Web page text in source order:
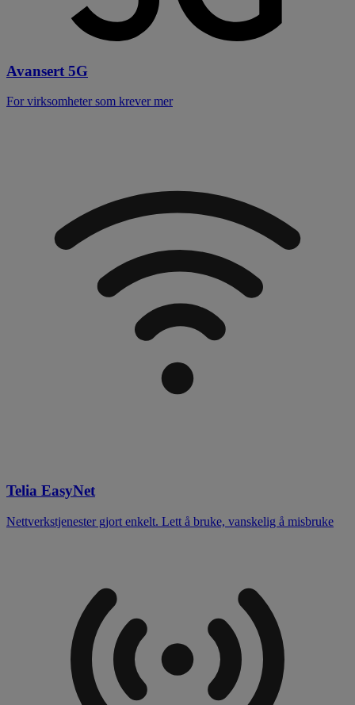
Avansert 5G
For virksomheter som krever mer
Telia EasyNet
Nettverkstjenester gjort enkelt. Lett å bruke, vanskelig å misbruke